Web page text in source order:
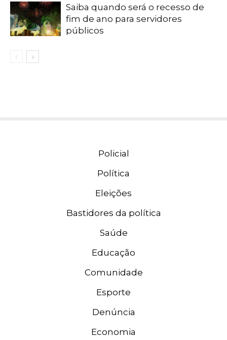
Saiba quando será o recesso de
fim de ano para servidores
públicos
Policial
Política
Eleições
Bastidores da política
Saúde
Educação
Comunidade
Esporte
Denúncia
Economia